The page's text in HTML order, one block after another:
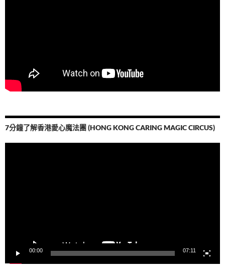
7分鐘了解香港愛心魔法團 (HONG KONG CARING MAGIC CIRCUS)
00:00 07:11